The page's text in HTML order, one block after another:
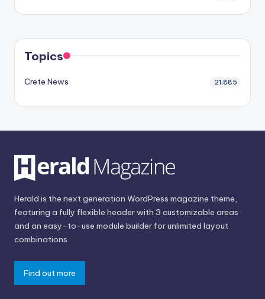
Topics
Crete News 21,885
Herald is the next generation WordPress magazine theme,
featuring a fully flexible header with 3 customizable areas
and an easy-to-use module builder for unlimited layout
combinations
Find out more